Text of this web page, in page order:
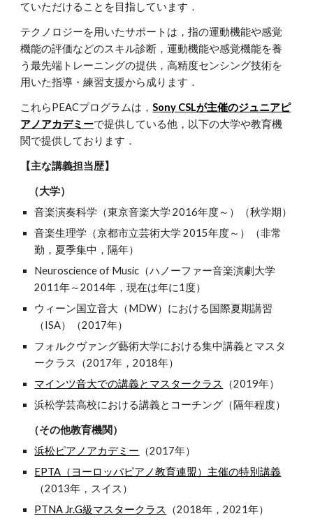
ていただけることを目指しています．
テクノロジーを用いたサポートは，指の運動機能や感覚
機能の評価などのスキル診断，運動機能や感覚機能を養
う最先端トレーニングの提供，高精度センシング技術を
用いた指導・練習支援から成ります．
これらPEACプログラムは，Sony CSLが主催のジュニアピ
アノアカデミーで提供している他，以下の大学や教育機
関で提供しております．
【主な講義担当歴】
（大学）
音楽演奏科学（東京音楽大学 2016年度～）（秋学期）
音楽生理学（京都市立芸術大学 2015年度～）（非常
勤，夏季集中，隔年）
Neuroscience of Music（ハノーファー音楽演劇大学
2011年～2014年，現在は年に1度）
ウィーン国立音大（MDW）における国際夏期講習
（ISA）（2017年）
フォルクヴァング藝術大学における集中講義とマスタ
ークラス（2017年，2018年）
マインツ音大での講義とマスタークラス
（2019年）
浜松学芸高校における講義とコーチング（隔年程度）
（その他教育機関）
浜松ピアノアカデミー （2017年）
EPTA（ヨーロッパピアノ教育連盟）主催の特別講義
（2013年，スイス）
PTNA Jr.G級マスタークラス
（2018年，2021年）